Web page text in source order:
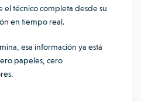
técnico completa desde su
en tiempo real.
esa información ya está
papeles, cero